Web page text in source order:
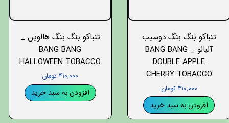
تنباکو بنگ بنگ دوسیب
آلبالو _ BANG BANG
DOUBLE APPLE
CHERRY TOBACCO
۴۱۰,۰۰۰ تومان
افزودن به سبد خرید
تنباکو بنگ بنگ هالوین _
BANG BANG
HALLOWEEN TOBACCO
۴۱۰,۰۰۰ تومان
افزودن به سبد خرید